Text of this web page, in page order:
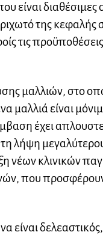
είναι διαθέσιμες
της κεφαλής
τις
μαλλιών, στο
μαλλιά είναι
έχει
λήψη
νέων κλινικών
που
είναι